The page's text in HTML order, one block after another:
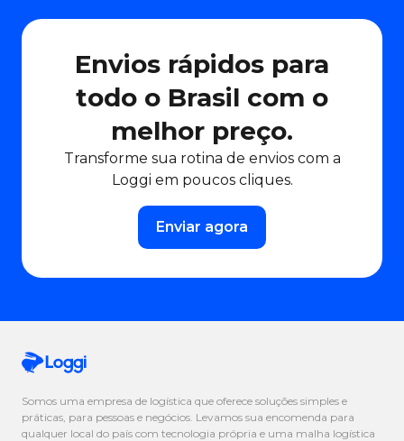
Envios rápidos para
todo o Brasil com o
melhor preço.
Transforme sua rotina de envios com a
Loggi em poucos cliques.
Enviar agora
Somos uma empresa de logística que oferece soluções simples e
práticas, para pessoas e negócios. Levamos sua encomenda para
qualquer local do país com tecnologia própria e uma malha logística